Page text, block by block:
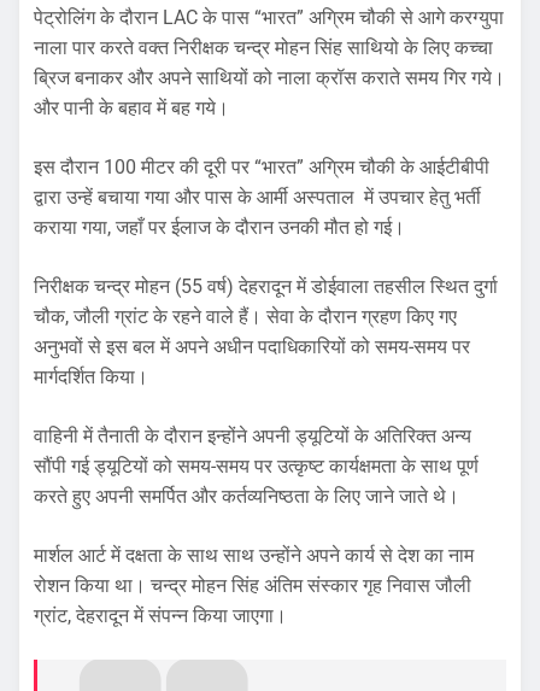
पेट्रोलिंग के दौरान LAC के पास “भारत” अग्रिम चौकी से आगे करग्युपा
नाला पार करते वक्त निरीक्षक चन्द्र मोहन सिंह साथियो के लिए कच्चा
ब्रिज बनाकर और अपने साथियों को नाला क्रॉस कराते समय गिर गये।
और पानी के बहाव में बह गये।
इस दौरान 100 मीटर की दूरी पर “भारत” अग्रिम चौकी के आईटीबीपी
द्वारा उन्हें बचाया गया और पास के आर्मी अस्पताल में उपचार हेतु भर्ती
कराया गया, जहाँ पर ईलाज के दौरान उनकी मौत हो गई।
निरीक्षक चन्द्र मोहन (55 वर्ष) देहरादून में डोईवाला तहसील स्थित दुर्गा
चौक, जौली ग्रांट के रहने वाले हैं। सेवा के दौरान ग्रहण किए गए
अनुभवों से इस बल में अपने अधीन पदाधिकारियों को समय-समय पर
मार्गदर्शित किया।
वाहिनी में तैनाती के दौरान इन्होंने अपनी ड्यूटियों के अतिरिक्त अन्य
सौंपी गई ड्यूटियों को समय-समय पर उत्कृष्ट कार्यक्षमता के साथ पूर्ण
करते हुए अपनी समर्पित और कर्तव्यनिष्ठता के लिए जाने जाते थे।
मार्शल आर्ट में दक्षता के साथ साथ उन्होंने अपने कार्य से देश का नाम
रोशन किया था। चन्द्र मोहन सिंह अंतिम संस्कार गृह निवास जौली
ग्रांट, देहरादून में संपन्न किया जाएगा।